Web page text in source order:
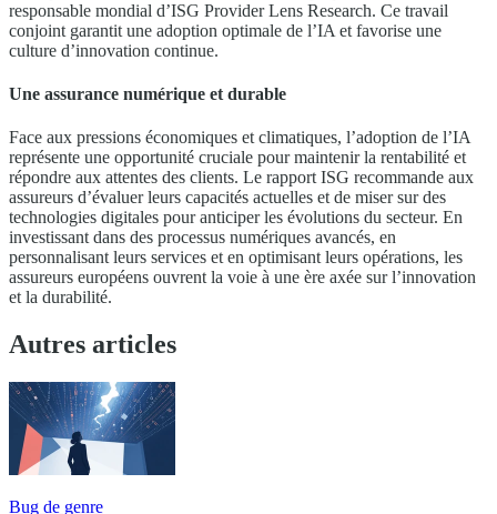
responsable mondial d’ISG Provider Lens Research. Ce travail
conjoint garantit une adoption optimale de l’IA et favorise une
culture d’innovation continue.
Une assurance numérique et durable
Face aux pressions économiques et climatiques, l’adoption de l’IA
représente une opportunité cruciale pour maintenir la rentabilité et
répondre aux attentes des clients. Le rapport ISG recommande aux
assureurs d’évaluer leurs capacités actuelles et de miser sur des
technologies digitales pour anticiper les évolutions du secteur. En
investissant dans des processus numériques avancés, en
personnalisant leurs services et en optimisant leurs opérations, les
assureurs européens ouvrent la voie à une ère axée sur l’innovation
et la durabilité.
Autres articles
Bug de genre